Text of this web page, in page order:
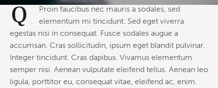
Q
Proin faucibus nec mauris a sodales, sed
elementum mi tincidunt. Sed eget viverra
egestas nisi in consequat. Fusce sodales augue a
accumsan. Cras sollicitudin, ipsum eget blandit pulvinar.
Integer tincidunt. Cras dapibus. Vivamus elementum
semper nisi. Aenean vulputate eleifend tellus. Aenean leo
ligula, porttitor eu, consequat vitae, eleifend ac, enim.